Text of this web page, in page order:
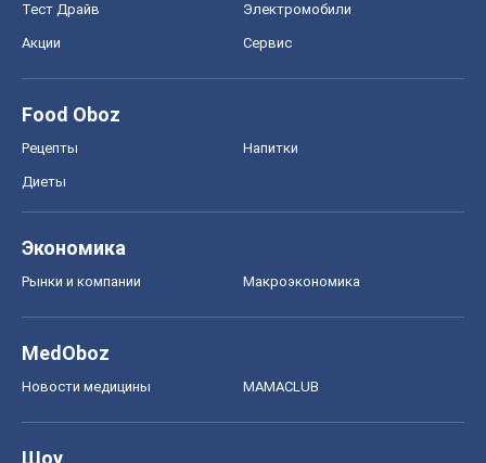
Тест Драйв Электромобили
Акции Сервис
Food Oboz
Рецепты Напитки
Диеты
Экономика
Рынки и компании Mакроэкономика
MedOboz
Новости медицины MAMACLUB
Шоу